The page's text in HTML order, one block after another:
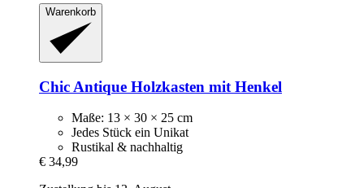
Warenkorb
Chic Antique Holzkasten mit Henkel
Maße: 13 × 30 × 25 cm
Jedes Stück ein Unikat
Rustikal & nachhaltig
€ 34,99